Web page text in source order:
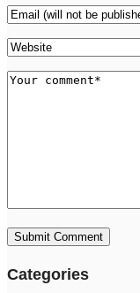
Categories